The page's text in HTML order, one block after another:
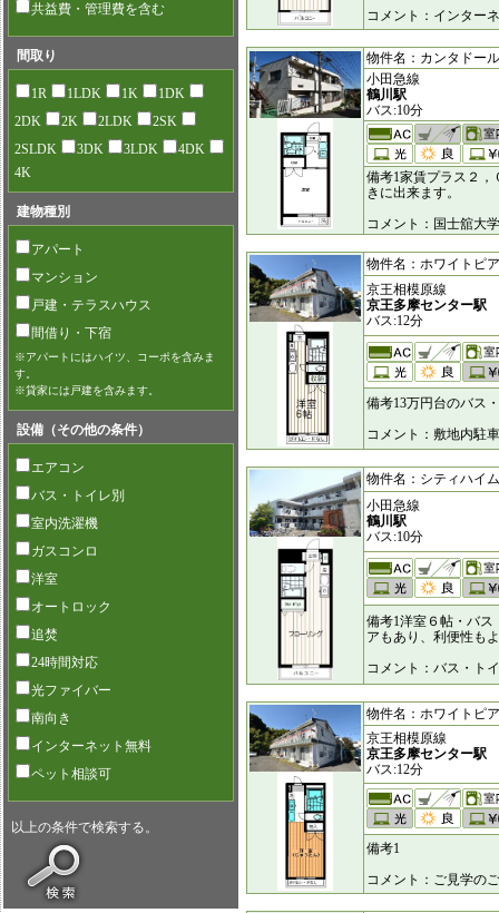
コメント：インター
物件名：カンタドー
小田急線
鶴川駅
バス:10分
備考1家賃プラス２，
きに出来ます。
コメント：国士舘大
物件名：ホワイトピ
京王相模原線
京王多摩センター駅
バス:12分
備考13万円台のバス
コメント：敷地内駐
物件名：シティハイ
小田急線
鶴川駅
バス:10分
備考1洋室６帖・バ
アもあり、利便性も
コメント：バス・ト
物件名：ホワイトピ
京王相模原線
京王多摩センター駅
バス:12分
備考1
コメント：ご見学の
共益費・管理費を含む
間取り
1R 1LDK 1K
1DK
2DK
2K 2LDK
2SK
2SLDK
3DK 3LDK
4DK
4K
建物種別
アパート
マンション
戸建・テラスハウス
間借り・下宿
※アパートにはハイツ、コーポを含みま
す。
※貸家には戸建を含みます。
設備（その他の条件）
エアコン
バス・トイレ別
室内洗濯機
ガスコンロ
洋室
オートロック
追焚
24時間対応
光ファイバー
南向き
インターネット無料
ペット相談可
以上の条件で検索する。